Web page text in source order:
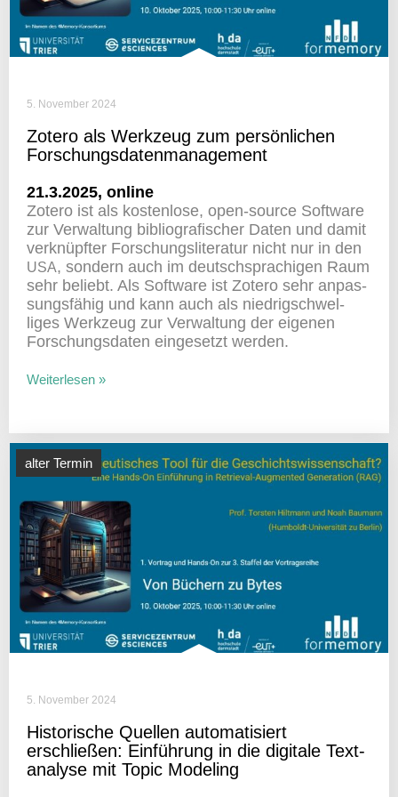
5. November 2024
Zotero als Werk­zeug zum persön­li­chen
Forschungsdatenmanagement
21.3.2025, online
Zotero ist als kosten­lose, open-source Soft­ware
zur Verwal­tung biblio­gra­fi­scher Daten und damit
verknüpfter Forschungs­li­te­ratur nicht nur in den
USA, sondern auch im deutsch­spra­chigen Raum
sehr beliebt. Als Soft­ware ist Zotero sehr anpas­
sungs­fähig und kann auch als nied­rig­schwel­
liges Werk­zeug zur Verwal­tung der eigenen
Forschungs­daten einge­setzt werden.
Weiterlesen »
alter Termin
5. November 2024
Histo­ri­sche Quellen auto­ma­ti­siert
erschließen: Einfüh­rung in die digi­tale Text­
ana­lyse mit Topic Modeling